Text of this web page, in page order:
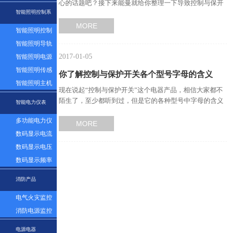
智能照明控制系
统
智能照明控制
面板
智能照明导轨
模块
智能照明电源
模块
智能照明传感
器
智能照明主机
智能电力仪表
多功能电力仪
表
数码显示电流
表
数码显示电压
表
数码显示频率
消防产品
电气火灾监控
探测器
消防电源监控
电源电器
心的话题吧？接下来能曼就给你整理一下导致控制与保开
MORE
2017-01-05
你了解控制与保护开关各个型号字母的含义
吗？—能曼告诉你…
现在说起“控制与保护开关”这个电器产品，相信大家都不
陌生了，至少都听到过，但是它的各种型号中字母的含义
MORE